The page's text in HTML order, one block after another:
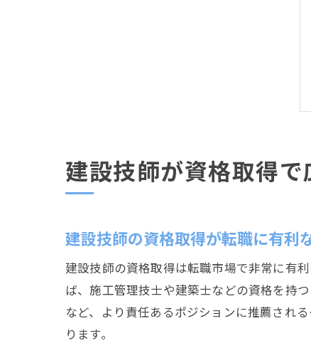
建設技師が資格取得
建設技師の資格取得が転職に有利
建設技師の資格取得は転職市場で非常に有
ば、施工管理技士や建築士などの資格を持
など、より責任あるポジションに推薦され
ります。